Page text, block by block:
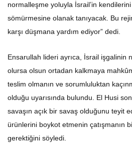
normalleşme yoluyla İsrail’in
sömürmesine olanak tanıyacak. Bu
karşı düşmana yardım ediyor” dedi.
Ensarullah lideri ayrıca, İsrail işgalinin
olursa olsun ortadan kalkmaya
teslim olmanın ve sorumluluktan
olduğu uyarısında bulundu. El Husi
savaşın açık bir savaş olduğunu teyit
ürünlerini boykot etmenin çatışmanın
gerektiğini söyledi.